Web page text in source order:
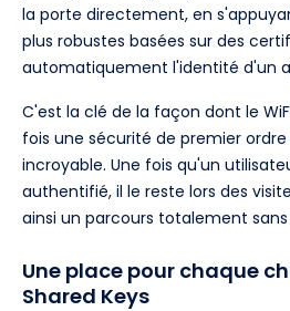
la porte directement, en
plus robustes basées sur des
automatiquement l'identité d'un
C'est la clé de la façon dont le
fois une sécurité de premier
incroyable. Une fois qu'un
authentifié, il le reste lors des
ainsi un parcours totalement
Une place pour chaque
Shared Keys